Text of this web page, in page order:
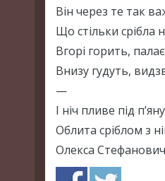
Він через те так
Що стільки срібла
Вгорі горить,
Внизу гудуть,
—
І ніч пливе під
Облита сріблом з
Олекса Стефанович